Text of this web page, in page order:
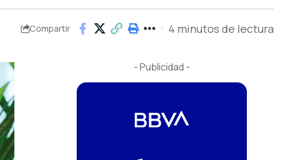
Compartir 4 minutos de lectura
- Publicidad -